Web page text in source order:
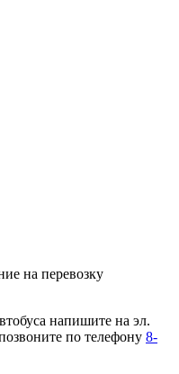
на перевозку
напишите на эл.
по телефону 8-